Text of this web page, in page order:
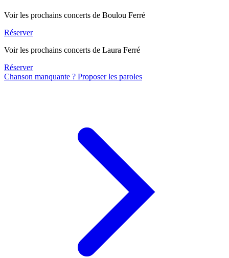
Voir les prochains concerts de Boulou Ferré
Réserver
Voir les prochains concerts de Laura Ferré
Réserver
Chanson manquante ? Proposer les paroles